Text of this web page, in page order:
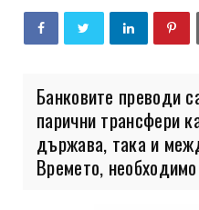
Банковите преводи
парични трансфери
държава, така и
Времето,